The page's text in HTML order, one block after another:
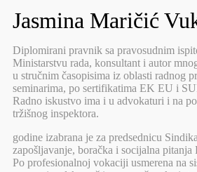
Jasmina Maričić
Diplomirani pravnik sa pravosudnim
Ministarstvu rada, konsultant i autor
u stručnim časopisima iz oblasti radnog
seminarima, po sertifikatima EK EU i
Radno iskustvo ima i u advokaturi i na
tržišnog inspektora.
godine izabrana je za predsednicu
zapošljavanje, boračka i socijalna pitanja
Po profesionalnoj vokaciji usmerena na